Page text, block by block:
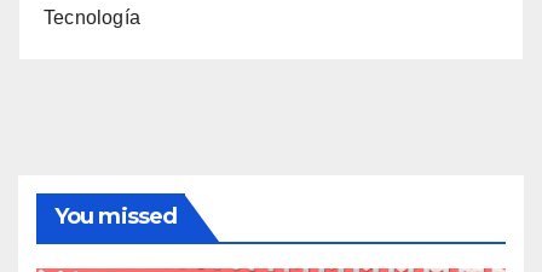
Tecnología
You missed